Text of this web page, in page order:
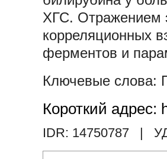
ХГС. Отражением
корреляционных
ферментов и
Короткий адрес:
IDR: 14750787 |